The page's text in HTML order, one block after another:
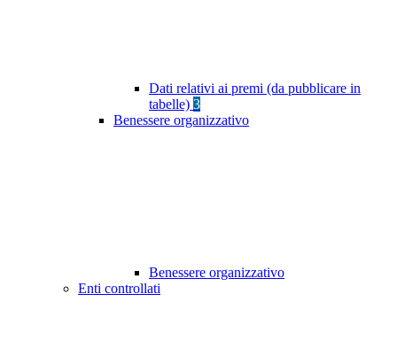
Dati relativi ai premi (da pubblicare in
tabelle) 3
Benessere organizzativo
Benessere organizzativo
Enti controllati